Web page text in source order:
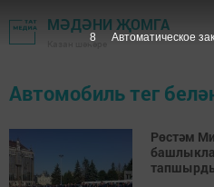
МӘДӘНИ ҖОМГА
Казан шәһәре
Автомобиль тег
Рөстәм
8 Автоматическое